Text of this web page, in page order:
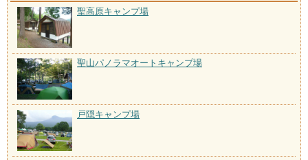
聖高原キャンプ場
聖山パノラマオートキャンプ場
戸隠キャンプ場